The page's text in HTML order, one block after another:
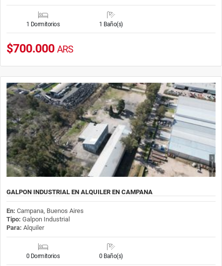
1 Dormitorios 1 Baño(s)
$700.000 ARS
GALPON INDUSTRIAL EN ALQUILER EN CAMPANA
En: Campana, Buenos Aires
Tipo: Galpon Industrial
Para: Alquiler
0 Dormitorios 0 Baño(s)